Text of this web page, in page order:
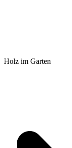
Holz im Garten